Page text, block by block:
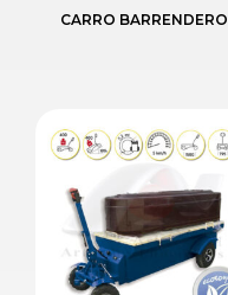
CARRO BARRENDERO